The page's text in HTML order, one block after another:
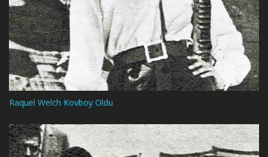
Raquel Welch Kovboy Oldu